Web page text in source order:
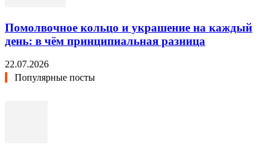
Помолвочное кольцо и украшение на каждый
день: в чём принципиальная разница
22.07.2026
Популярные посты